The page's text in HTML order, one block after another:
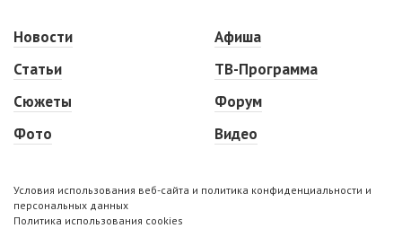
Новости
Статьи
Сюжеты
Фото
Афиша
ТВ-Программа
Форум
Видео
Условия использования веб-сайта и политика конфиденциальности и
персональных данных
Политика использования cookies